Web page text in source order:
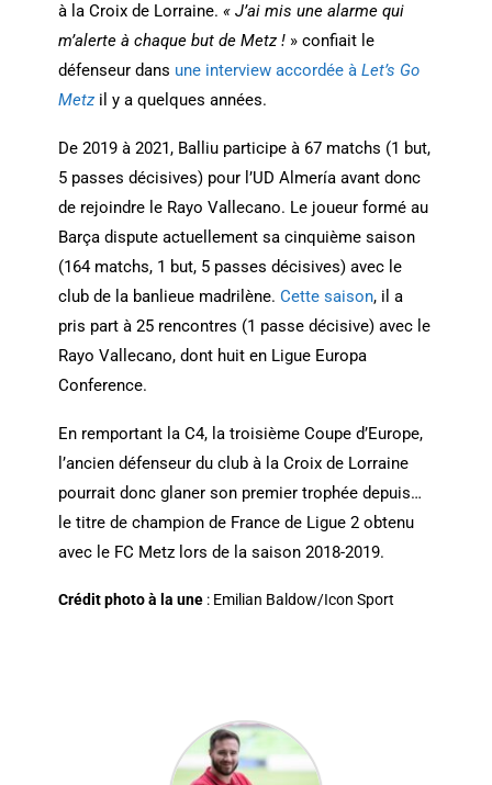
à la Croix de Lorraine. « J’ai mis une alarme qui
m’alerte à chaque but de Metz !» confiait le
défenseur dans une interview accordée à Let’s Go
Metzil y a quelques années.
De 2019 à 2021, Balliu participe à 67 matchs (1 but,
5 passes décisives) pour l’UD Almería avant donc
de rejoindre le Rayo Vallecano. Le joueur formé au
Barça dispute actuellement sa cinquième saison
(164 matchs, 1 but, 5 passes décisives) avec le
club de la banlieue madrilène. Cette saison, il a
pris part à 25 rencontres (1 passe décisive) avec le
Rayo Vallecano, dont huit en Ligue Europa
Conference.
En remportant la C4, la troisième Coupe d’Europe,
l’ancien défenseur du club à la Croix de Lorraine
pourrait donc glaner son premier trophée depuis…
le titre de champion de France de Ligue 2 obtenu
avec le FC Metz lors de la saison 2018-2019.
Crédit photo à la une: Emilian Baldow/Icon Sport